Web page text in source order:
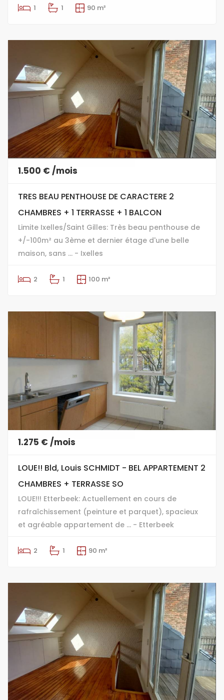
1 1 90 m²
1.500 € /mois
TRES BEAU PENTHOUSE DE CARACTERE 2
CHAMBRES + 1 TERRASSE + 1 BALCON
Limite Ixelles/Saint Gilles: Très beau penthouse de
+/-100m² au 3ème et dernier étage d'une belle
maison, sans ... - Ixelles
2 1 100 m²
1.275 € /mois
LOUE!! Bld, Louis SCHMIDT - BEL APPARTEMENT 2
CHAMBRES + TERRASSE SO
LOUE!!! Etterbeek: Actuellement en cours de
rafraîchissement (peinture et parquet), spacieux
et agréable appartement de ... - Etterbeek
2 1 90 m²